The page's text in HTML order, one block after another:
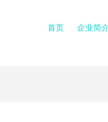
首页 企业简